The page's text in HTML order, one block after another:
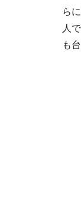
ら
人
も